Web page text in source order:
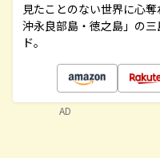
見たことのない世界に心
沖永良部島・徳之島」の
ド。
AD